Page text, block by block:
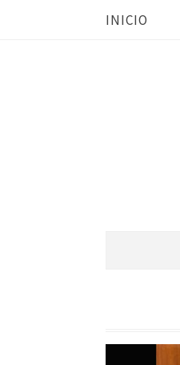
INICIO